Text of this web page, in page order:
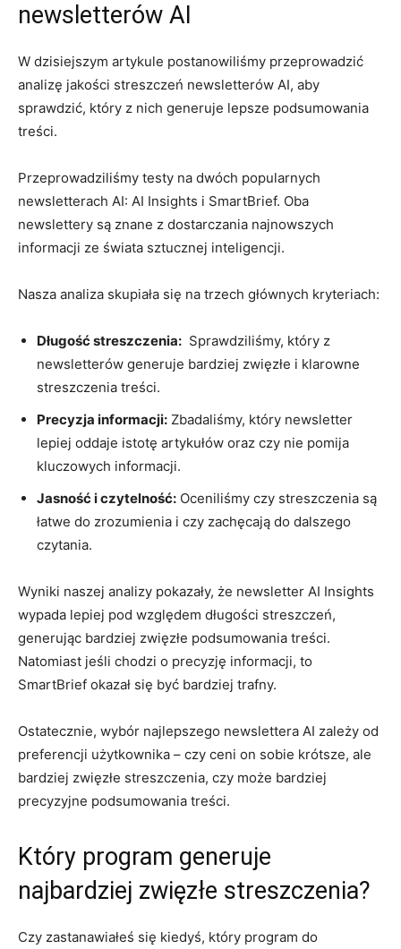
⁤newsletterów ⁢AI
W⁤ dzisiejszym artykule postanowiliśmy przeprowadzić
analizę jakości streszczeń newsletterów ⁢AI, aby
sprawdzić, który z nich generuje lepsze podsumowania
treści.
Przeprowadziliśmy⁢ testy na dwóch popularnych
‍newsletterach AI: AI Insights i⁣ SmartBrief.​ Oba
newslettery ‍są⁤ znane z dostarczania najnowszych
informacji ze świata ⁣sztucznej inteligencji.
Nasza analiza skupiała się ‌na trzech głównych kryteriach:
Długość streszczenia: ‍ Sprawdziliśmy, który z ​
newsletterów generuje bardziej⁢ zwięzłe‌ i klarowne ​
streszczenia⁣ treści.
Precyzja informacji: ‍Zbadaliśmy,‍ który⁢ newsletter
⁤lepiej oddaje ​istotę​ artykułów ‍oraz czy⁢ nie pomija
kluczowych informacji.
Jasność i czytelność: Oceniliśmy czy streszczenia są
⁣łatwe⁣ do zrozumienia i czy zachęcają do dalszego
⁢czytania.
Wyniki naszej analizy ⁢pokazały, że newsletter AI Insights⁢
wypada ⁤lepiej pod względem długości streszczeń,
generując bardziej​ zwięzłe podsumowania ‌treści.
Natomiast jeśli chodzi⁤ o precyzję informacji, to
SmartBrief‌ okazał się być bardziej trafny.
Ostatecznie, wybór najlepszego⁢ newslettera AI⁣ zależy od
preferencji użytkownika – czy ceni on sobie ‍krótsze, ⁤ale
‍bardziej zwięzłe streszczenia, czy ⁤może bardziej
precyzyjne podsumowania⁤ treści.
Który program generuje
najbardziej ‍zwięzłe⁢ streszczenia?
Czy‍ zastanawiałeś​ się kiedyś, który ⁣program do